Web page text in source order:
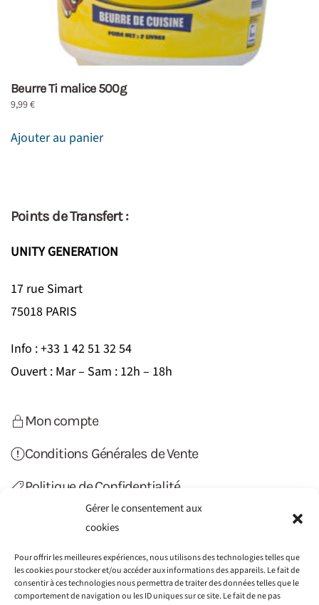
Gérer le consentement aux
cookies
Pour offrir les meilleures expériences, nous utilisons des technologies telles que
les cookies pour stocker et/ou accéder aux informations des appareils. Le fait de
consentir à ces technologies nous permettra de traiter des données telles que le
comportement de navigation ou les ID uniques sur ce site. Le fait de ne pas
Beurre Ti malice 500g
9,99€
Ajouter au panier
Points de Transfert :
UNITY GENERATION
17 rue Simart
75018 PARIS
Info : +33 1 42 51 32 54
Ouvert : Mar – Sam : 12h – 18h
Mon compte
Conditions Générales de Vente
Politique de Confidentialité
Politique de Cookies (UE)
Contact